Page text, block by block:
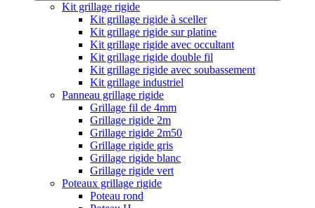
Kit grillage rigide
Kit grillage rigide à sceller
Kit grillage rigide sur platine
Kit grillage rigide avec occultant
Kit grillage rigide double fil
Kit grillage rigide avec soubassement
Kit grillage industriel
Panneau grillage rigide
Grillage fil de 4mm
Grillage rigide 2m
Grillage rigide 2m50
Grillage rigide gris
Grillage rigide blanc
Grillage rigide vert
Poteaux grillage rigide
Poteau rond